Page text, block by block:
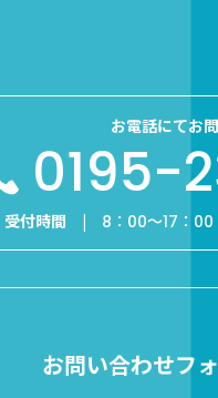
お電話にてお
0195-
受付時間 | 8：00～17：00
お問い合わせフ